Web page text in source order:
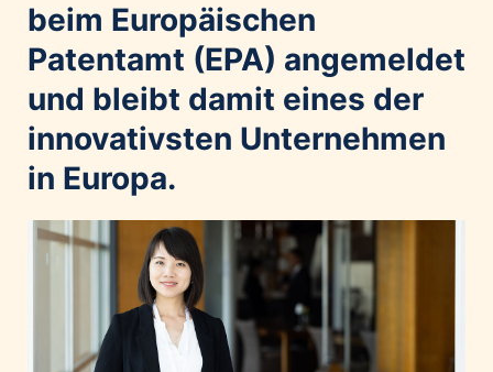
Home of Work
Huawei Consumer Business Group
JYSK
Kroatische Zentrale für Tourismus
List Holding Gruppe
Marble House
Mondelēz Österreich
beim Europäischen
Patentamt (EPA) angemeldet
und bleibt damit eines der
innovativsten Unternehmen
in Europa.